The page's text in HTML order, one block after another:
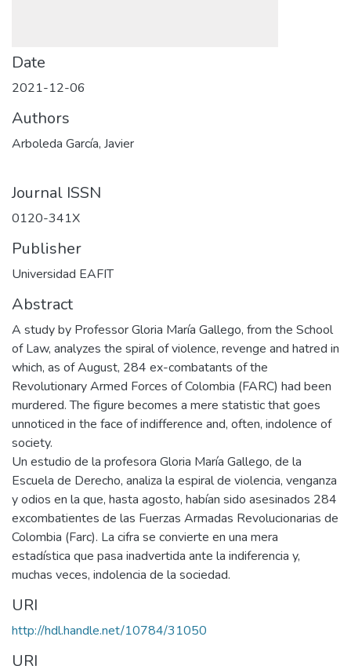
Date
2021-12-06
Authors
Arboleda García, Javier
Journal ISSN
0120-341X
Publisher
Universidad EAFIT
Abstract
A study by Professor Gloria María Gallego, from the School
of Law, analyzes the spiral of violence, revenge and hatred in
which, as of August, 284 ex-combatants of the
Revolutionary Armed Forces of Colombia (FARC) had been
murdered. The figure becomes a mere statistic that goes
unnoticed in the face of indifference and, often, indolence of
society.
Un estudio de la profesora Gloria María Gallego, de la
Escuela de Derecho, analiza la espiral de violencia, venganza
y odios en la que, hasta agosto, habían sido asesinados 284
excombatientes de las Fuerzas Armadas Revolucionarias de
Colombia (Farc). La cifra se convierte en una mera
estadística que pasa inadvertida ante la indiferencia y,
muchas veces, indolencia de la sociedad.
URI
http://hdl.handle.net/10784/31050
URI